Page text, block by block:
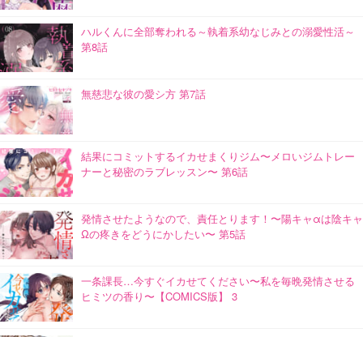
ハルくんに全部奪われる～執着系幼なじみとの溺愛性活～
第8話
無慈悲な彼の愛シ方 第7話
結果にコミットするイカせまくりジム〜メロいジムトレー
ナーと秘密のラブレッスン〜 第6話
発情させたようなので、責任とります！〜陽キャαは陰キャ
Ωの疼きをどうにかしたい〜 第5話
一条課長…今すぐイカせてください〜私を毎晩発情させる
ヒミツの香り〜【COMICS版】 3